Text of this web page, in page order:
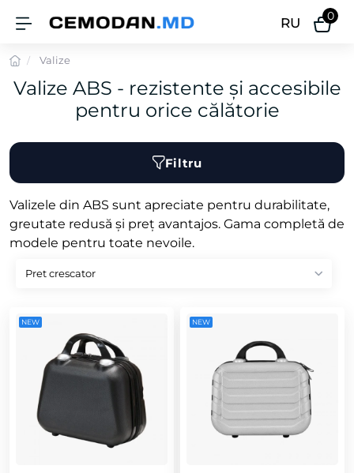
RU 0
Valize
Valize ABS - rezistente și accesibile
pentru orice călătorie
Filtru
Valizele din ABS sunt apreciate pentru durabilitate,
greutate redusă și preț avantajos. Gama completă de
modele pentru toate nevoile.
NEW NEW